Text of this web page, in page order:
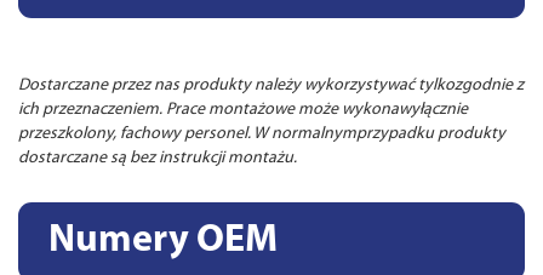
Dostarczane przez nas produkty należy wykorzystywać tylkozgodnie z
ich przeznaczeniem. Prace montażowe może wykonawyłącznie
przeszkolony, fachowy personel. W normalnymprzypadku produkty
dostarczane są bez instrukcji montażu.
Numery OEM